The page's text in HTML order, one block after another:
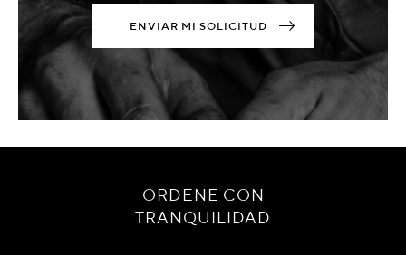
ENVIAR MI SOLICITUD
ORDENE CON
TRANQUILIDAD